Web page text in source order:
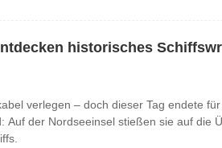
historisches
verlegen – doch dieser Tag endete
Auf der Nordseeinsel stießen sie auf die